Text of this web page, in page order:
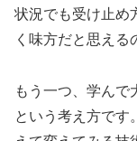
状況でも受け止め
く味方だと思える
もう一つ、学んで
という考え方です